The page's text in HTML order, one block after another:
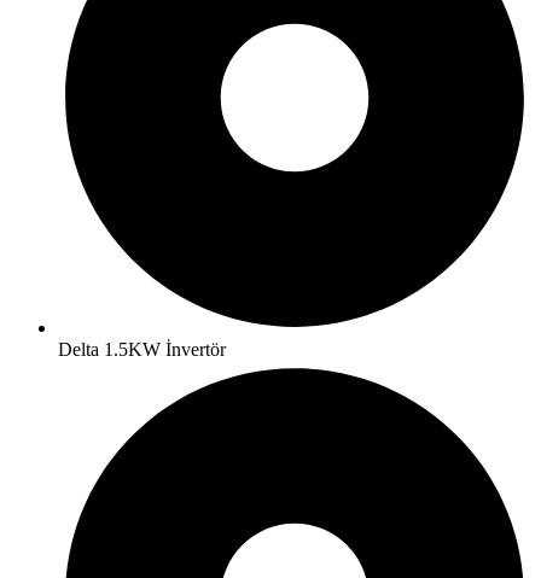
Delta 1.5KW İnvertör